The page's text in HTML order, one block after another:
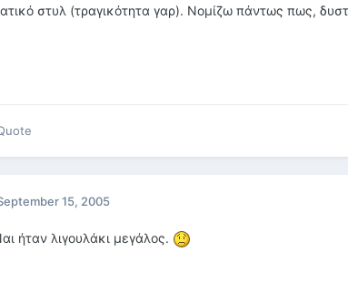
στυλ (τραγικότητα γαρ). Νομίζω πάντως πως,
15, 2005
ήταν λιγουλάκι μεγάλος.